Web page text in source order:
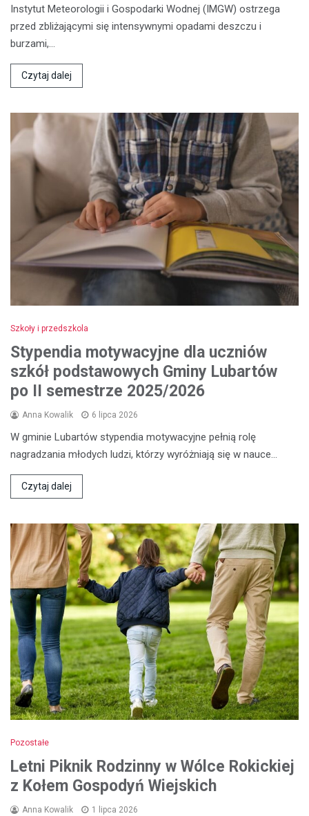
Instytut Meteorologii i Gospodarki Wodnej (IMGW) ostrzega
przed zbliżającymi się intensywnymi opadami deszczu i
burzami,…
Czytaj dalej
Szkoły i przedszkola
Stypendia motywacyjne dla uczniów
szkół podstawowych Gminy Lubartów
po II semestrze 2025/2026
Anna Kowalik 6 lipca 2026
W gminie Lubartów stypendia motywacyjne pełnią rolę
nagradzania młodych ludzi, którzy wyróżniają się w nauce…
Czytaj dalej
Pozostałe
Letni Piknik Rodzinny w Wólce Rokickiej
z Kołem Gospodyń Wiejskich
Anna Kowalik 1 lipca 2026